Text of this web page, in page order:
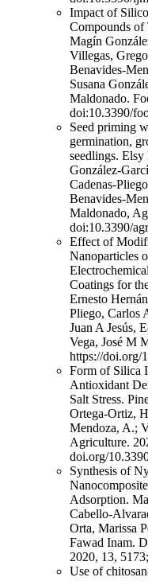
Impact of
Compounds of
Magín
Villegas,
Benavides-
Susana
Maldonado.
doi:10.3390/
Seed priming
germination,
seedlings. Elsy
González-
Cadenas-
Benavides-
Maldonado,
doi:10.3390/
Effect of
Nanoparticles
Coatings for
Ernesto
Pliego, Carlos
Juan A Jesús,
Vega, José M
https://doi.org/
Form of Silica
Antioxidant
Salt Stress.
Ortega-Ortiz,
Mendoza, A.;
Agriculture.
doi.org/
Synthesis of
Adsorption.
Cabello-
Orta, Marissa
Fawad Inam.
2020, 13,
Use of